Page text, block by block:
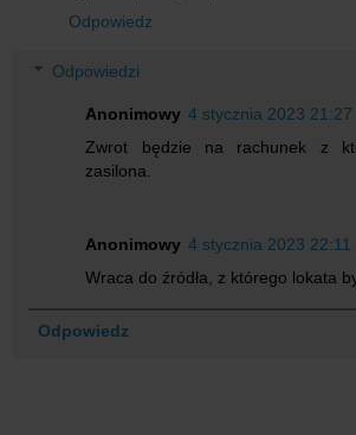
Odpowiedz
Odpowiedzi
Anonimowy 4 stycznia 2023 21:27
Zwrot będzie na rachunek z
zasilona.
Anonimowy 4 stycznia 2023 22:11
Wraca do źródła, z którego lokata
Odpowiedz